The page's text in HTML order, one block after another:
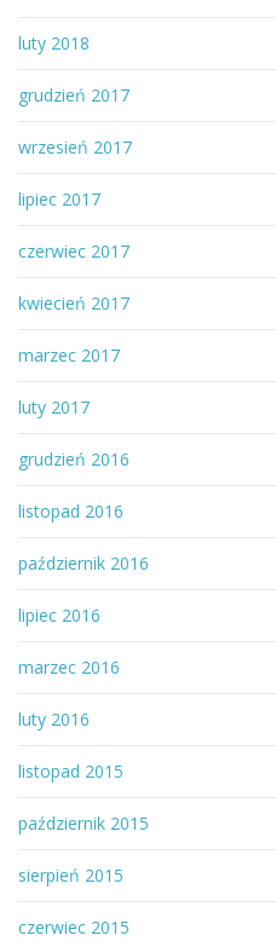
luty 2018
grudzień 2017
wrzesień 2017
lipiec 2017
czerwiec 2017
kwiecień 2017
marzec 2017
luty 2017
grudzień 2016
listopad 2016
październik 2016
lipiec 2016
marzec 2016
luty 2016
listopad 2015
październik 2015
sierpień 2015
czerwiec 2015